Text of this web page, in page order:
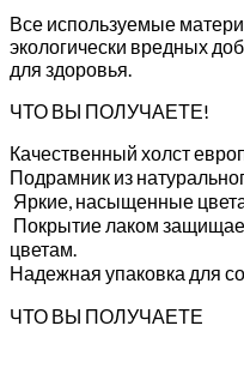
Все используемые
экологически вредных
для здоровья.
ЧТО ВЫ ПОЛУЧАЕТЕ!
Качественный холст
Подрамник из
Яркие, насыщенные
Покрытие лаком
цветам.
Надежная упаковка для
ЧТО ВЫ ПОЛУЧАЕТЕ